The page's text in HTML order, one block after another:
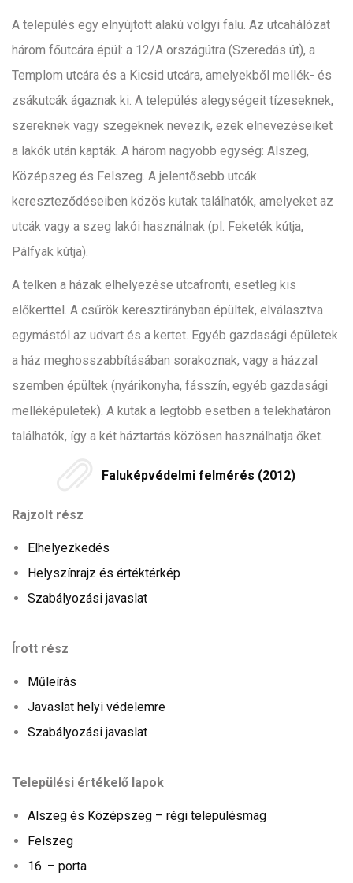
A település egy elnyújtott alakú völgyi falu. Az utcahálózat
három főutcára épül: a 12/A országútra (Szeredás út), a
Templom utcára és a Kicsid utcára, amelyekből mellék- és
zsákutcák ágaznak ki. A település alegységeit tízeseknek,
szereknek vagy szegeknek nevezik, ezek elnevezéseiket
a lakók után kapták. A három nagyobb egység: Alszeg,
Középszeg és Felszeg. A jelentősebb utcák
kereszteződéseiben közös kutak találhatók, amelyeket az
utcák vagy a szeg lakói használnak (pl. Feketék kútja,
Pálfyak kútja).
A telken a házak elhelyezése utcafronti, esetleg kis
előkerttel. A csűrök keresztirányban épültek, elválasztva
egymástól az udvart és a kertet. Egyéb gazdasági épületek
a ház meghosszabbításában sorakoznak, vagy a házzal
szemben épültek (nyárikonyha, fásszín, egyéb gazdasági
melléképületek). A kutak a legtöbb esetben a telekhatáron
találhatók, így a két háztartás közösen használhatja őket.
Faluképvédelmi felmérés (2012)
Rajzolt rész
Elhelyezkedés
Helyszínrajz és értéktérkép
Szabályozási javaslat
Írott rész
Műleírás
Javaslat helyi védelemre
Szabályozási javaslat
Települési értékelő lapok
Alszeg és Középszeg – régi településmag
Felszeg
16. – porta